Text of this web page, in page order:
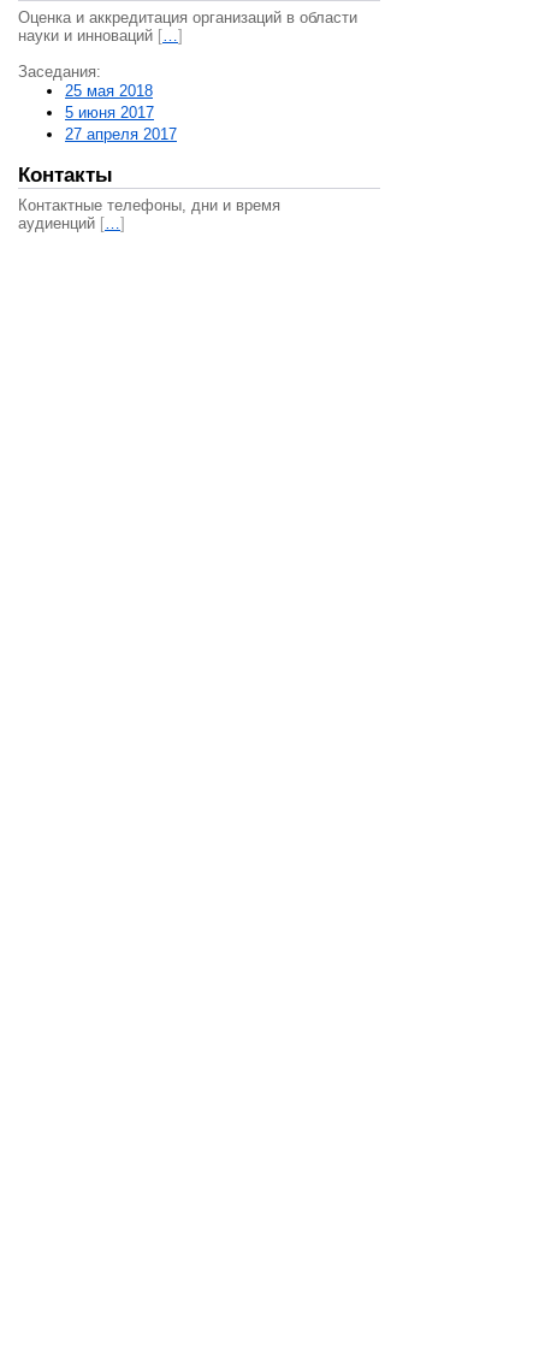
Оценка и аккредитация организаций в области
науки и инноваций […]
Заседания:
25 мая 2018
5 июня 2017
27 апреля 2017
Контакты
Контактные телефоны, дни и время
аудиенций […]